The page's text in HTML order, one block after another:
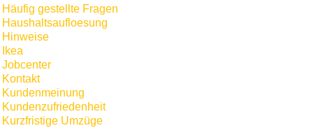
Häufig gestellte Fragen
Haushaltsaufloesung
Hinweise
Ikea
Jobcenter
Kontakt
Kundenmeinung
Kundenzufriedenheit
Kurzfristige Umzüge